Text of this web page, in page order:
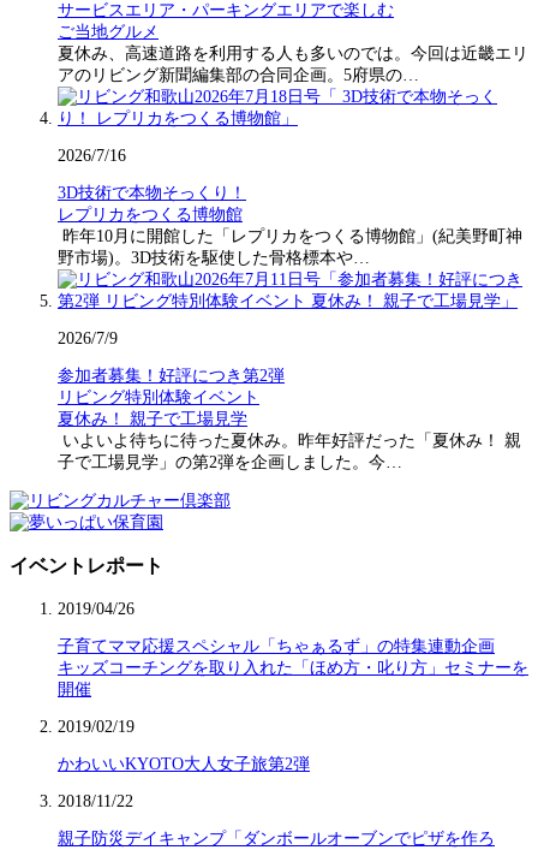
サービスエリア・パーキングエリアで楽しむ
ご当地グルメ
夏休み、高速道路を利用する人も多いのでは。今回は近畿エリ
アのリビング新聞編集部の合同企画。5府県の…
2026/7/16
3D技術で本物そっくり！
レプリカをつくる博物館
昨年10月に開館した「レプリカをつくる博物館」(紀美野町神
野市場)。3D技術を駆使した骨格標本や…
2026/7/9
参加者募集！好評につき第2弾
リビング特別体験イベント
夏休み！ 親子で工場見学
いよいよ待ちに待った夏休み。昨年好評だった「夏休み！ 親
子で工場見学」の第2弾を企画しました。今…
イベントレポート
2019/04/26
子育てママ応援スペシャル「ちゃぁるず」の特集連動企画
キッズコーチングを取り入れた「ほめ方・叱り方」セミナーを
開催
2019/02/19
かわいいKYOTO大人女子旅第2弾
2018/11/22
親子防災デイキャンプ「ダンボールオーブンでピザを作ろ